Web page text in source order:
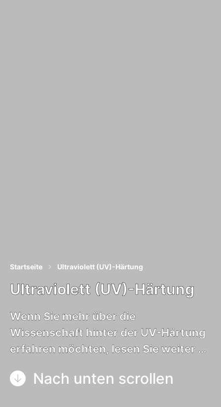
Startseite Ultraviolett (UV)-Härtung
Ultraviolett (UV)-Härtung
Wenn Sie mehr über die
Wissenschaft hinter der UV-Härtung
erfahren möchten, lesen Sie weiter …
Nach unten scrollen